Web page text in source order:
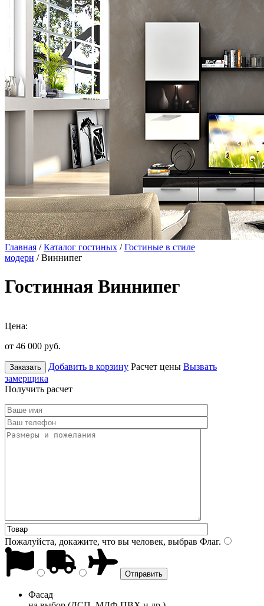
Главная /Каталог гостиных /Гостиные в стиле
модерн / Виннипег
Гостинная Виннипег
Цена:
от 46 000 руб.
Заказать Добавить в корзину Расчет цены Вызвать
замерщика
Получить расчет
Пожалуйста, докажите, что вы человек, выбрав Флаг.
Фасад